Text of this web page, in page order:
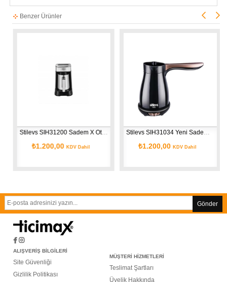
Benzer Ürünler
Stilevs SIH31200 Sadem X Otomatik Türk Kahve Makinesi - Inox
₺1.200,00 KDV Dahil
Stilevs SIH31034 Yeni Sadem Kahve Makinesi - Siyah-Bakır
₺1.200,00 KDV Dahil
Gönder
ALIŞVERİŞ BİLGİLERİ
Site Güvenliği
Gizlilik Politikası
MÜŞTERİ HİZMETLERİ
Teslimat Şartları
Üyelik Hakkında